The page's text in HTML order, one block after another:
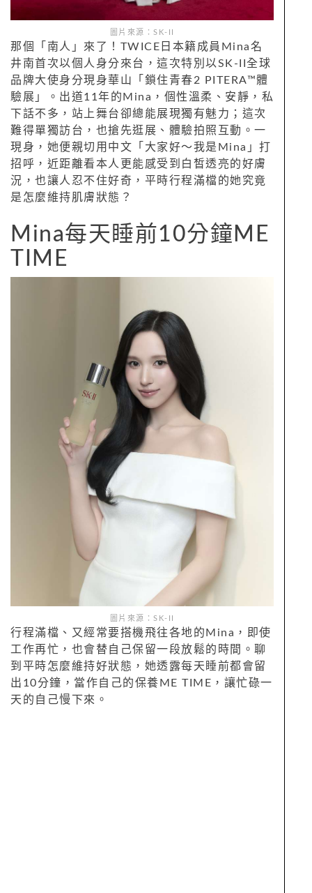
圖片來源：SK-II
那個「南人」來了！TWICE日本籍成員Mina名
井南首次以個人身分來台，這次特別以SK-II全球
品牌大使身分現身華山「鎖住青春2 PITERA™體
驗展」。出道11年的Mina，個性溫柔、安靜，私
下話不多，站上舞台卻總能展現獨有魅力；這次
難得單獨訪台，也搶先逛展、體驗拍照互動。一
現身，她便親切用中文「大家好～我是Mina」打
招呼，近距離看本人更能感受到白皙透亮的好膚
況，也讓人忍不住好奇，平時行程滿檔的她究竟
是怎麼維持肌膚狀態？
Mina每天睡前10分鐘ME
TIME
圖片來源：SK-II
行程滿檔、又經常要搭機飛往各地的Mina，即使
工作再忙，也會替自己保留一段放鬆的時間。聊
到平時怎麼維持好狀態，她透露每天睡前都會留
出10分鐘，當作自己的保養ME TIME，讓忙碌一
天的自己慢下來。